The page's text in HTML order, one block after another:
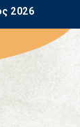
2026